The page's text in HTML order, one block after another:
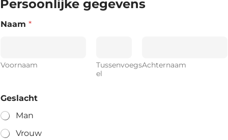
Persoonlijke gegevens
Naam *
Voornaam
Tussenvoegs
el
Achternaam
Geslacht
Man
Vrouw